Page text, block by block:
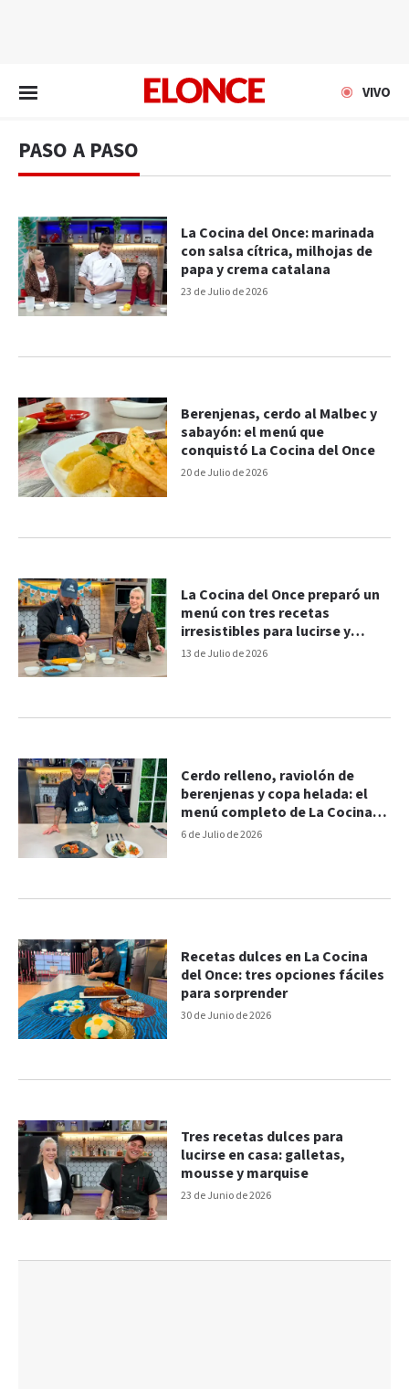
VIVO
PASO A PASO
23 de Julio de 2026
La Cocina del Once: marinada
con salsa cítrica, milhojas de
papa y crema catalana
20 de Julio de 2026
Berenjenas, cerdo al Malbec y
sabayón: el menú que
conquistó La Cocina del Once
13 de Julio de 2026
La Cocina del Once preparó un
menú con tres recetas
irresistibles para lucirse y
disfrutar
6 de Julio de 2026
Cerdo relleno, raviolón de
berenjenas y copa helada: el
menú completo de La Cocina
del Once
30 de Junio de 2026
Recetas dulces en La Cocina
del Once: tres opciones fáciles
para sorprender
23 de Junio de 2026
Tres recetas dulces para
lucirse en casa: galletas,
mousse y marquise